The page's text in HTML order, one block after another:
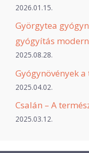
2026.01.15.
Györgytea
gyógyítás
2025.08.28.
Gyógynövények
2025.04.02.
Csalán – A
2025.03.12.